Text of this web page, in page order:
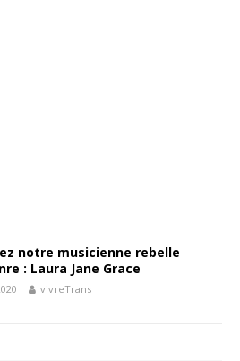
notre musicienne rebelle
: Laura Jane Grace
vivreTrans